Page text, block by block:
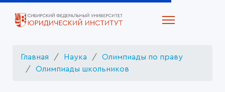
Главная Наука
Олимпиады по праву
Олимпиады школьников